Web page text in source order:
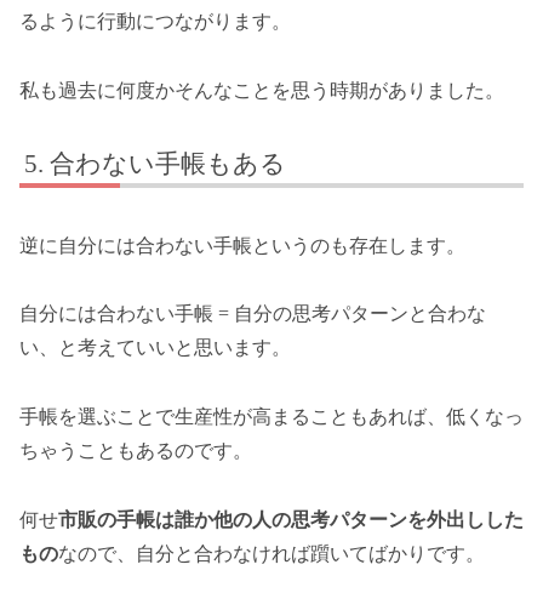
るように行動につながります。
私も過去に何度かそんなことを思う時期がありました。
合わない手帳もある
逆に自分には合わない手帳というのも存在します。
自分には合わない手帳 = 自分の思考パターンと合わな
い、と考えていいと思います。
手帳を選ぶことで生産性が高まることもあれば、低くなっ
ちゃうこともあるのです。
何せ市販の手帳は誰か他の人の思考パターンを外出しした
ものなので、自分と合わなければ躓いてばかりです。